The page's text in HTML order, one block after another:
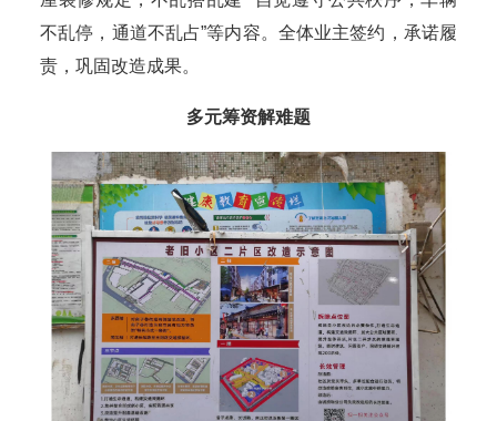
不乱停，通道不乱占”等内容。全体业主签约，承诺履
责，巩固改造成果。
多元筹资解难题